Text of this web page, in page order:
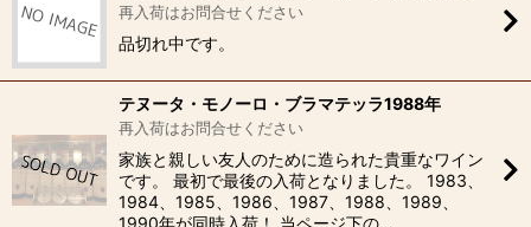
再入荷はお問合せください
品切れ中です。
テヌータ・モノーロ・ブラマテッラ1988年
再入荷はお問合せください
家族と親しい友人のために造られた貴重なワイン
です。 最初で最後の入荷となりました。 1983、
1984、1985、1986、1987、1988、1989、